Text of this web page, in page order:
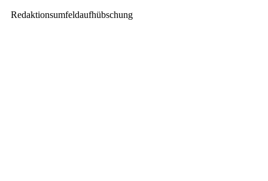
Redaktionsumfeldaufhübschung